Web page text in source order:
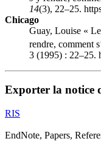
14(3), 22–25.
Chicago
Guay, Louise «
rendre, comment
3 (1995) : 22–25.
Exporter la notice
RIS
EndNote, Papers,